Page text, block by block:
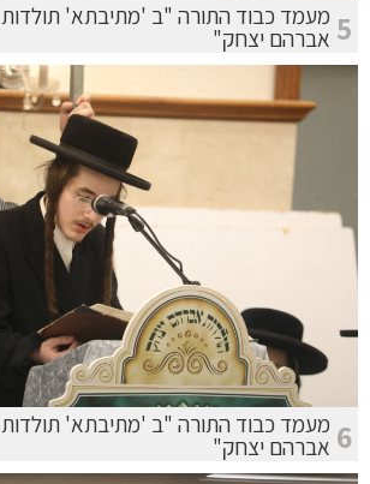
5 מעמד כבוד התורה "ב 'מתיבתא' תולדות
אברהם יצחק"
6 מעמד כבוד התורה "ב 'מתיבתא' תולדות
אברהם יצחק"